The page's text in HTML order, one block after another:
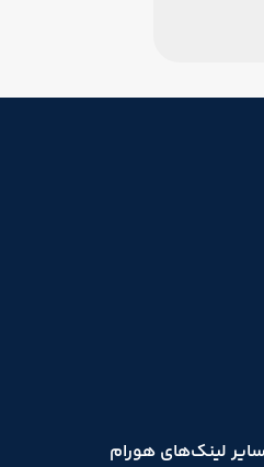
سایر لینک‌های هورام